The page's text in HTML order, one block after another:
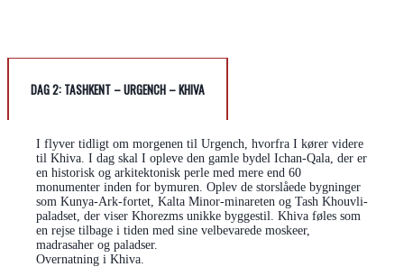
DAG 2: TASHKENT – URGENCH – KHIVA
I flyver tidligt om morgenen til Urgench, hvorfra I kører videre
til Khiva. I dag skal I opleve den gamle bydel Ichan-Qala, der er
en historisk og arkitektonisk perle med mere end 60
monumenter inden for bymuren. Oplev de storslåede bygninger
som Kunya-Ark-fortet, Kalta Minor-minareten og Tash Khouvli-
paladset, der viser Khorezms unikke byggestil. Khiva føles som
en rejse tilbage i tiden med sine velbevarede moskeer,
madrasaher og paladser.
Overnatning i Khiva.